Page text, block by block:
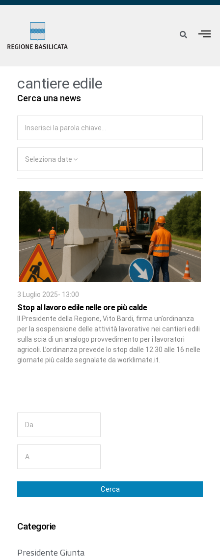
cantiere edile
Cerca una news
Seleziona date
3 Luglio 2025- 13:00
Stop al lavoro edile nelle ore più calde
Il Presidente della Regione, Vito Bardi, firma un’ordinanza
per la sospensione delle attività lavorative nei cantieri edili
sulla scia di un analogo provvedimento per i lavoratori
agricoli. L’ordinanza prevede lo stop dalle 12.30 alle 16 nelle
giornate più calde segnalate da worklimate.it.
Cerca
Categorie
Presidente Giunta